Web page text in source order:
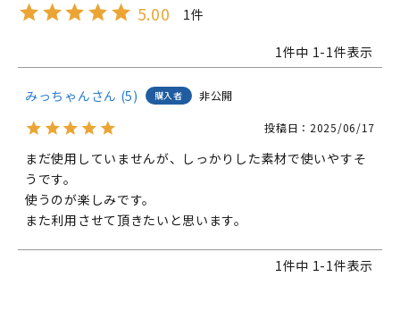
5.00 1
1件中 1-1件表示
みっちゃん 5 購入者 非公開
投稿日 2025/06/17
まだ使用していませんが、しっかりした素材で使いやすそ
うです。
使うのが楽しみです。
また利用させて頂きたいと思います。
1件中 1-1件表示